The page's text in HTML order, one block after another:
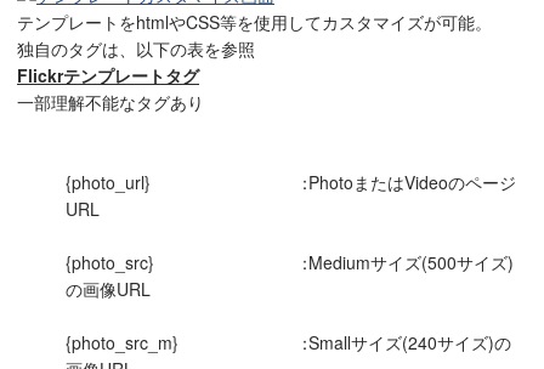
テンプレートをhtmlやCSS等を使用してカスタマイズが可能。
独自のタグは、以下の表を参照
Flickrテンプレートタグ
一部理解不能なタグあり
{photo_url} ：PhotoまたはVideoのページ
URL
{photo_src} ：Mediumサイズ(500サイズ)
の画像URL
{photo_src_m} ：Smallサイズ(240サイズ)の